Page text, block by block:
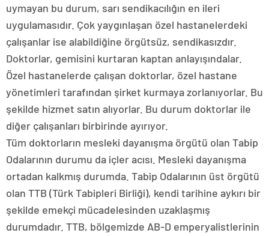
uymayan bu durum, sarı sendikacılığın en ileri
uygulamasıdır. Çok yaygınlaşan özel hastanelerdeki
çalışanlar ise alabildiğine örgütsüz, sendikasızdır.
Doktorlar, gemisini kurtaran kaptan anlayışındalar.
Özel hastanelerde çalışan doktorlar, özel hastane
yönetimleri tarafından şirket kurmaya zorlanıyorlar. Bu
şekilde hizmet satın alıyorlar. Bu durum doktorlar ile
diğer çalışanları birbirinde ayırıyor.
Tüm doktorların mesleki dayanışma örgütü olan Tabip
Odalarının durumu da içler acısı. Mesleki dayanışma
ortadan kalkmış durumda. Tabip Odalarının üst örgütü
olan TTB (Türk Tabipleri Birliği), kendi tarihine aykırı bir
şekilde emekçi mücadelesinden uzaklaşmış
durumdadır. TTB, bölgemizde AB-D emperyalistlerinin